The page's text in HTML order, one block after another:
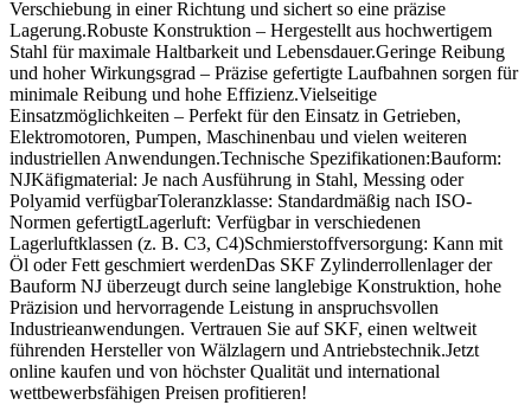
Verschiebung in einer Richtung und sichert so eine präzise
Lagerung.Robuste Konstruktion – Hergestellt aus hochwertigem
Stahl für maximale Haltbarkeit und Lebensdauer.Geringe Reibung
und hoher Wirkungsgrad – Präzise gefertigte Laufbahnen sorgen für
minimale Reibung und hohe Effizienz.Vielseitige
Einsatzmöglichkeiten – Perfekt für den Einsatz in Getrieben,
Elektromotoren, Pumpen, Maschinenbau und vielen weiteren
industriellen Anwendungen.Technische Spezifikationen:Bauform:
NJKäfigmaterial: Je nach Ausführung in Stahl, Messing oder
Polyamid verfügbarToleranzklasse: Standardmäßig nach ISO-
Normen gefertigtLagerluft: Verfügbar in verschiedenen
Lagerluftklassen (z. B. C3, C4)Schmierstoffversorgung: Kann mit
Öl oder Fett geschmiert werdenDas SKF Zylinderrollenlager der
Bauform NJ überzeugt durch seine langlebige Konstruktion, hohe
Präzision und hervorragende Leistung in anspruchsvollen
Industrieanwendungen. Vertrauen Sie auf SKF, einen weltweit
führenden Hersteller von Wälzlagern und Antriebstechnik.Jetzt
online kaufen und von höchster Qualität und international
wettbewerbsfähigen Preisen profitieren!